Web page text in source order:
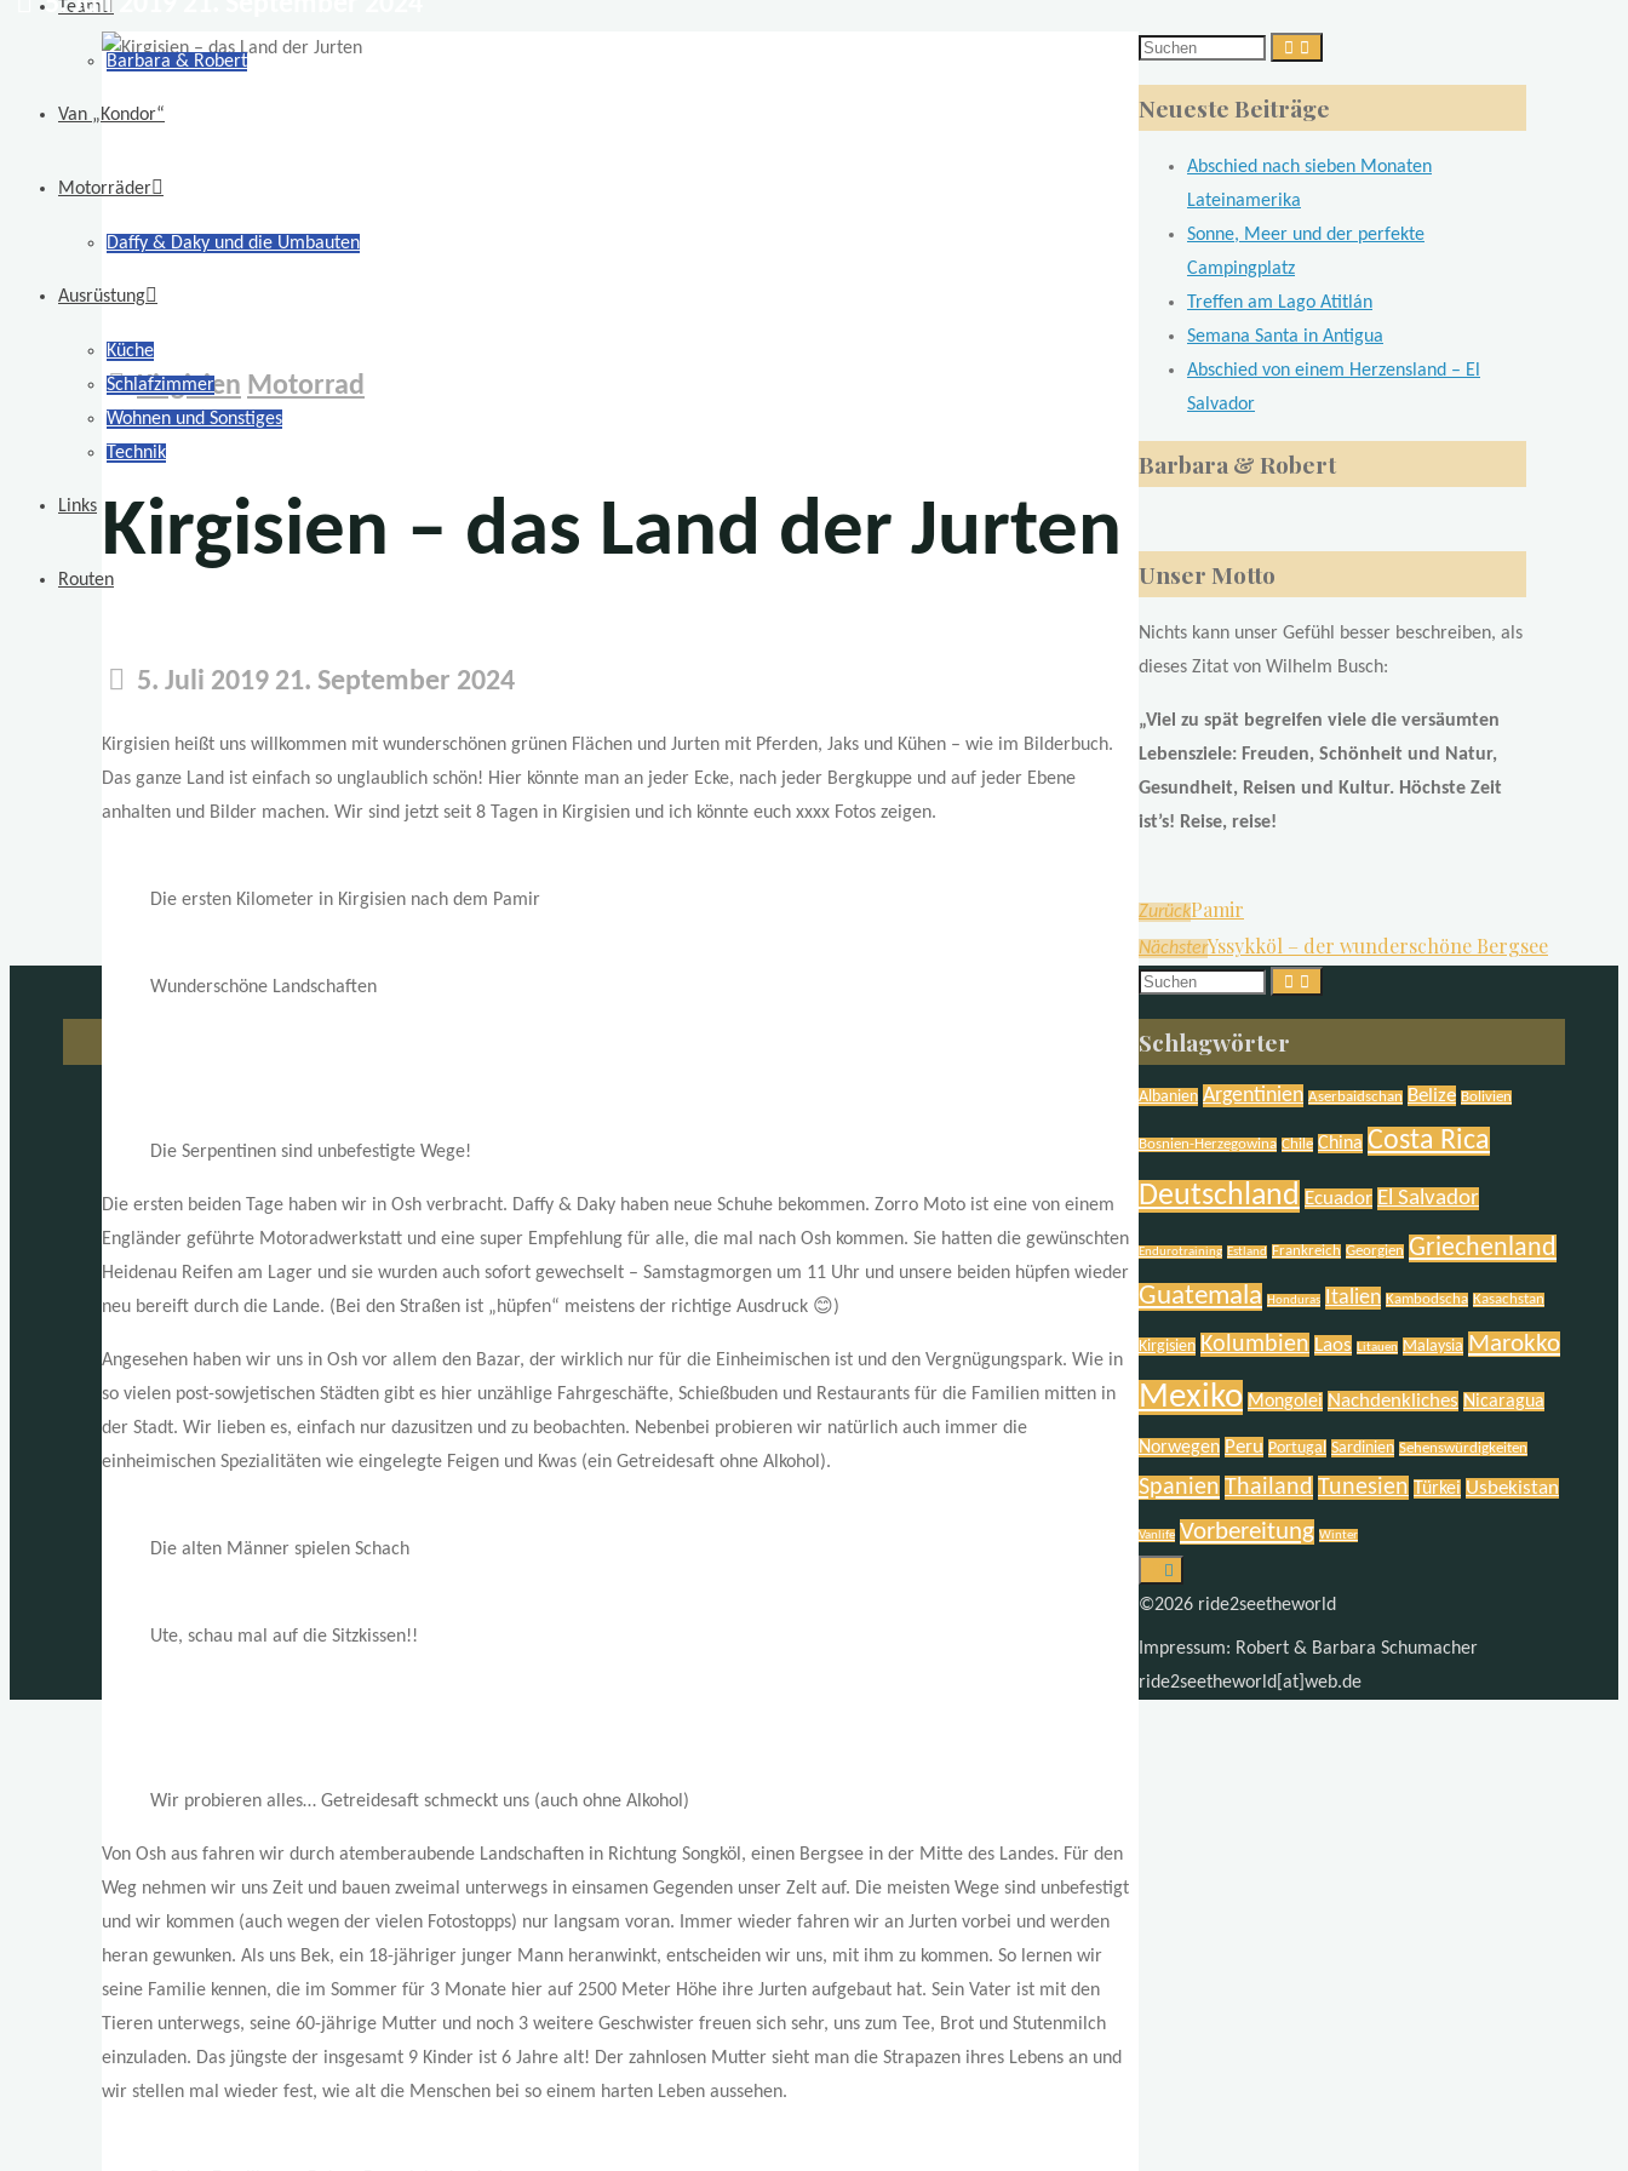
Team
Barbara & Robert
Van „Kondor“
Motorräder
Daffy & Daky und die Umbauten
Ausrüstung
Küche
Schlafzimmer
Wohnen und Sonstiges
Technik
Links
Routen
Kirgisien Motorrad
Kirgisien – das Land der Jurten
5. Juli 2019 21. September 2024
Kirgisien heißt uns willkommen mit wunderschönen grünen Flächen und Jurten mit Pferden, Jaks und Kühen – wie im Bilderbuch.
Das ganze Land ist einfach so unglaublich schön! Hier könnte man an jeder Ecke, nach jeder Bergkuppe und auf jeder Ebene
anhalten und Bilder machen. Wir sind jetzt seit 8 Tagen in Kirgisien und ich könnte euch xxxx Fotos zeigen.
Die ersten Kilometer in Kirgisien nach dem Pamir
Wunderschöne Landschaften
Die Serpentinen sind unbefestigte Wege!
Die ersten beiden Tage haben wir in Osh verbracht. Daffy & Daky haben neue Schuhe bekommen. Zorro Moto ist eine von einem
Engländer geführte Motoradwerkstatt und eine super Empfehlung für alle, die mal nach Osh kommen. Sie hatten die gewünschten
Heidenau Reifen am Lager und sie wurden auch sofort gewechselt – Samstagmorgen um 11 Uhr und unsere beiden hüpfen wieder
neu bereift durch die Lande. (Bei den Straßen ist „hüpfen“ meistens der richtige Ausdruck 😊)
Angesehen haben wir uns in Osh vor allem den Bazar, der wirklich nur für die Einheimischen ist und den Vergnügungspark. Wie in
so vielen post-sowjetischen Städten gibt es hier unzählige Fahrgeschäfte, Schießbuden und Restaurants für die Familien mitten in
der Stadt. Wir lieben es, einfach nur dazusitzen und zu beobachten. Nebenbei probieren wir natürlich auch immer die
einheimischen Spezialitäten wie eingelegte Feigen und Kwas (ein Getreidesaft ohne Alkohol).
Die alten Männer spielen Schach
Ute, schau mal auf die Sitzkissen!!
Wir probieren alles… Getreidesaft schmeckt uns (auch ohne Alkohol)
Von Osh aus fahren wir durch atemberaubende Landschaften in Richtung Songköl, einen Bergsee in der Mitte des Landes. Für den
Weg nehmen wir uns Zeit und bauen zweimal unterwegs in einsamen Gegenden unser Zelt auf. Die meisten Wege sind unbefestigt
und wir kommen (auch wegen der vielen Fotostopps) nur langsam voran. Immer wieder fahren wir an Jurten vorbei und werden
heran gewunken. Als uns Bek, ein 18-jähriger junger Mann heranwinkt, entscheiden wir uns, mit ihm zu kommen. So lernen wir
seine Familie kennen, die im Sommer für 3 Monate hier auf 2500 Meter Höhe ihre Jurten aufgebaut hat. Sein Vater ist mit den
Tieren unterwegs, seine 60-jährige Mutter und noch 3 weitere Geschwister freuen sich sehr, uns zum Tee, Brot und Stutenmilch
einzuladen. Das jüngste der insgesamt 9 Kinder ist 6 Jahre alt! Der zahnlosen Mutter sieht man die Strapazen ihres Lebens an und
wir stellen mal wieder fest, wie alt die Menschen bei so einem harten Leben aussehen.
Suchen
nach:
Neueste Beiträge
Abschied nach sieben Monaten
Lateinamerika
Sonne, Meer und der perfekte
Campingplatz
Treffen am Lago Atitlán
Semana Santa in Antigua
Abschied von einem Herzensland – El
Salvador
Barbara & Robert
Unser Motto
Nichts kann unser Gefühl besser beschreiben, als
dieses Zitat von Wilhelm Busch:
„Viel zu spät begreifen viele die versäumten
Lebensziele: Freuden, Schönheit und Natur,
Gesundheit, Reisen und Kultur. Höchste Zeit
ist’s! Reise, reise!
ZurückPamir
NächsterYssykköl – der wunderschöne Bergsee
Suchen
nach:
Schlagwörter
Albanien Argentinien Aserbaidschan Belize Bolivien
Bosnien-Herzegowina Chile China Costa Rica
Deutschland Ecuador El Salvador
Endurotraining Estland Frankreich Georgien Griechenland
Guatemala Honduras Italien Kambodscha Kasachstan
Kirgisien Kolumbien Laos Litauen Malaysia Marokko
Mexiko Mongolei Nachdenkliches Nicaragua
Norwegen Peru Portugal Sardinien Sehenswürdigkeiten
Spanien Thailand Tunesien Türkei Usbekistan
Vanlife Vorbereitung Winter
©2026 ride2seetheworld
Impressum: Robert & Barbara Schumacher
ride2seetheworld[at]web.de